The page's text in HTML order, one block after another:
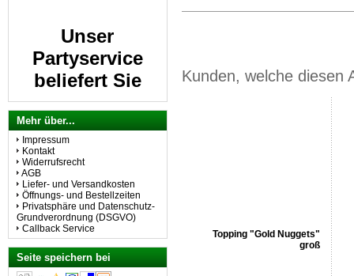
Kunden, welche diesen
Topping "Gold Nuggets"
groß
Partyservice
beliefert Sie
gerne.
Alle Schnitzel
auch vom Kalb
Mehr über...
Impressum
Kontakt
Widerrufsrecht
AGB
Liefer- und Versandkosten
Öffnungs- und Bestellzeiten
Privatsphäre und Datenschutz-
Grundverordnung (DSGVO)
Callback Service
Seite speichern bei